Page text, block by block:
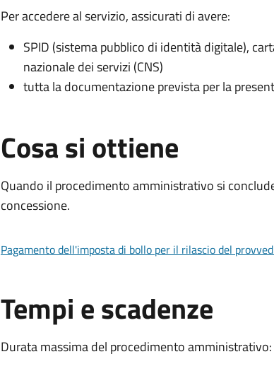
Per accedere al servizio, assicurati di avere:
SPID (sistema pubblico di identità digitale),
nazionale dei servizi (CNS)
tutta la documentazione prevista per la
Cosa si ottiene
Quando il procedimento amministrativo si
concessione.
Pagamento dell'imposta di bollo per il rilascio del
Tempi e scadenze
Durata massima del procedimento